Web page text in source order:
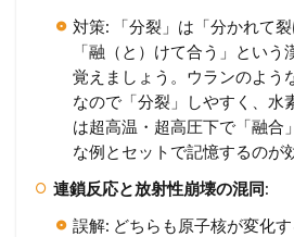
対策: 「分裂」は「分かれて
「融（と）けて合う」という
覚えましょう。ウランのよう
なので「分裂」しやすく、水
は超高温・超高圧下で「融合
な例とセットで記憶するのが
連鎖反応と放射性崩壊の混同:
誤解: どちらも原子核が変化